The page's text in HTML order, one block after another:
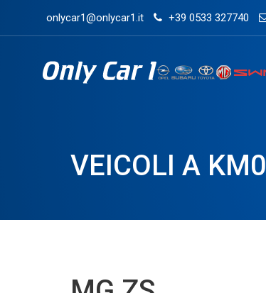
onlycar1@onlycar1.it +39 0533 327740
VEICOLI A KM0